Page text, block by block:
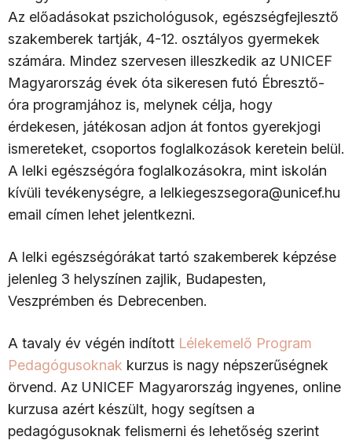
Az előadásokat pszichológusok, egészségfejlesztő
szakemberek tartják, 4-12. osztályos gyermekek
számára. Mindez szervesen illeszkedik az UNICEF
Magyarország évek óta sikeresen futó Ébresztő-
óra programjához is, melynek célja, hogy
érdekesen, játékosan adjon át fontos gyerekjogi
ismereteket, csoportos foglalkozások keretein belül.
A lelki egészségóra foglalkozásokra, mint iskolán
kívüli tevékenységre, a lelkiegeszsegora@unicef.hu
email címen lehet jelentkezni.
A lelki egészségórákat tartó szakemberek képzése
jelenleg 3 helyszínen zajlik, Budapesten,
Veszprémben és Debrecenben.
A tavaly év végén indított Lélekemelő Program
Pedagógusoknak kurzus is nagy népszerűségnek
örvend. Az UNICEF Magyarország ingyenes, online
kurzusa azért készült, hogy segítsen a
pedagógusoknak felismerni és lehetőség szerint